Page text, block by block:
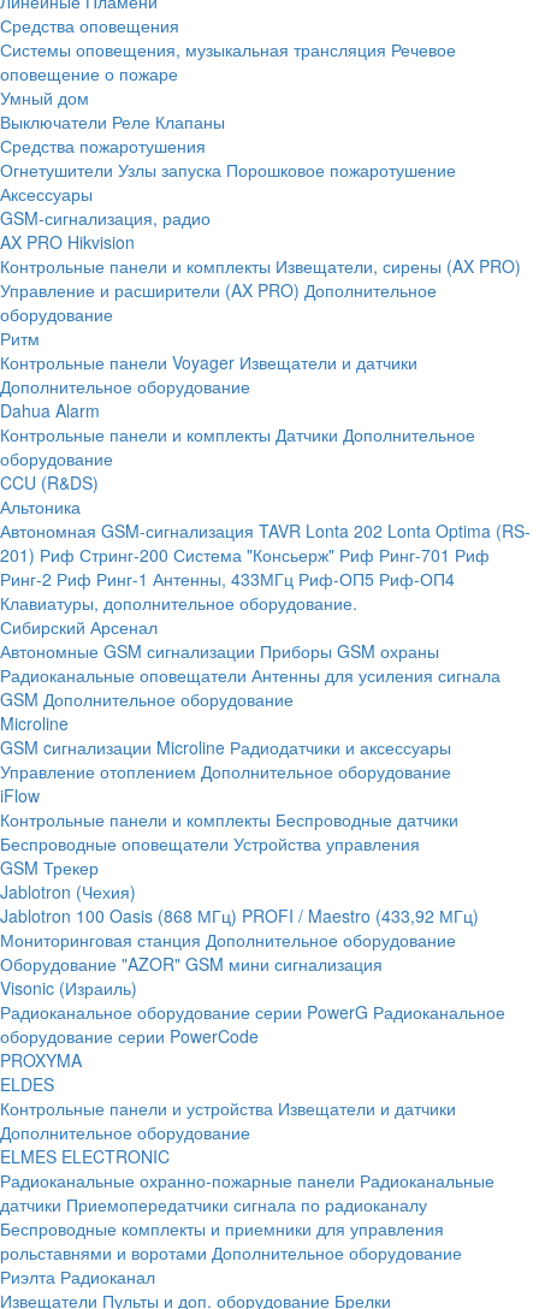
Средства оповещения
Системы оповещения, музыкальная трансляция Речевое
оповещение о пожаре
Умный дом
Выключатели Реле Клапаны
Средства пожаротушения
Огнетушители Узлы запуска Порошковое пожаротушение
Аксессуары
GSM-сигнализация, радио
AX PRO Hikvision
Контрольные панели и комплекты Извещатели, сирены (AX PRO)
Управление и расширители (AX PRO) Дополнительное
оборудование
Ритм
Контрольные панели Voyager Извещатели и датчики
Дополнительное оборудование
Dahua Alarm
Контрольные панели и комплекты Датчики Дополнительное
оборудование
CCU (R&DS)
Альтоника
Автономная GSM-сигнализация TAVR Lonta 202 Lonta Optima (RS-
201) Риф Стринг-200 Система "Консьерж" Риф Ринг-701 Риф
Ринг-2 Риф Ринг-1 Антенны, 433МГц Риф-ОП5 Риф-ОП4
Клавиатуры, дополнительное оборудование.
Сибирский Арсенал
Автономные GSM сигнализации Приборы GSM охраны
Радиоканальные оповещатели Антенны для усиления сигнала
GSM Дополнительное оборудование
Microline
GSM cигнализации Microline Радиодатчики и аксессуары
Управление отоплением Дополнительное оборудование
iFlow
Контрольные панели и комплекты Беспроводные датчики
Беспроводные оповещатели Устройства управления
GSM Трекер
Jablotron (Чехия)
Jablotron 100 Oasis (868 МГц) PROFI / Maestro (433,92 МГц)
Мониторинговая станция Дополнительное оборудование
Оборудование "AZOR" GSM мини сигнализация
Visonic (Израиль)
Радиоканальное оборудование серии PowerG Радиоканальное
оборудование серии PowerCode
PROXYMA
ELDES
Контрольные панели и устройства Извещатели и датчики
Дополнительное оборудование
ELMES ELECTRONIC
Радиоканальные охранно-пожарные панели Радиоканальные
датчики Приемопередатчики сигнала по радиоканалу
Беспроводные комплекты и приемники для управления
рольставнями и воротами Дополнительное оборудование
Риэлта Радиоканал
Извещатели Пульты и доп. оборудование Брелки